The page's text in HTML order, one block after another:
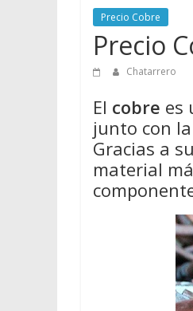
Precio Cobre
Precio
Chatarrero
El cobre es
junto con
Gracias a
material